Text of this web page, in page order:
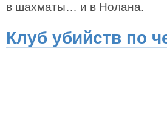
в шахматы… и в Нолана.
Клуб убийств по